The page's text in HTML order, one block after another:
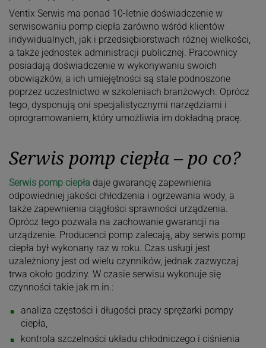
Ventix Serwis ma ponad 10-letnie doświadczenie w
serwisowaniu pomp ciepła zarówno wśród klientów
indywidualnych, jak i przedsiębiorstwach różnej wielkości,
a także jednostek administracji publicznej. Pracownicy
posiadają doświadczenie w wykonywaniu swoich
obowiązków, a ich umiejętności są stale podnoszone
poprzez uczestnictwo w szkoleniach branżowych. Oprócz
tego, dysponują oni specjalistycznymi narzędziami i
oprogramowaniem, który umożliwia im dokładną pracę.
Serwis pomp ciepła – po co?
Serwis pomp ciepła daje gwarancję zapewnienia
odpowiedniej jakości chłodzenia i ogrzewania wody, a
także zapewnienia ciągłości sprawności urządzenia.
Oprócz tego pozwala na zachowanie gwarancji na
urządzenie. Producenci pomp zalecają, aby serwis pomp
ciepła był wykonany raz w roku. Czas usługi jest
uzależniony jest od wielu czynników, jednak zazwyczaj
trwa około godziny. W czasie serwisu wykonuje się
czynności takie jak m.in.:
analiza częstości i długości pracy sprężarki pompy
ciepła,
kontrola szczelności układu chłodniczego i ciśnienia